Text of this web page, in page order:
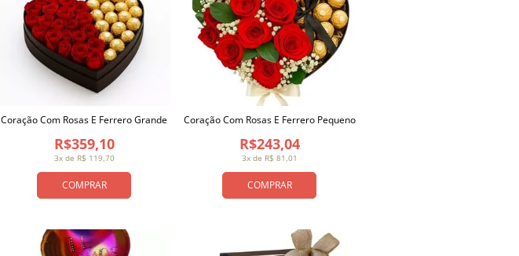
COMPRAR
3x de R$ 119,70
R$359,10
Coração Com Rosas E Ferrero Grande
COMPRAR
3x de R$ 81,01
R$243,04
Coração Com Rosas E Ferrero Pequeno